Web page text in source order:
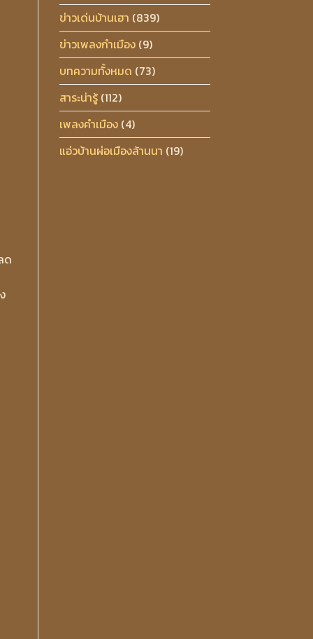
ด
ข่าวเด่นบ้านเฮา (839)
ข่าวเพลงกำเมือง(9)
บทความทั้งหมด (73)
สาระน่ารู้(112)
เพลงคำเมือง(4)
แอ่วบ้านผ่อเมืองล้านนา (19)